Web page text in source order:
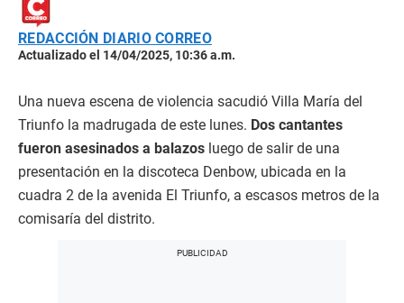
REDACCIÓN DIARIO CORREO
Actualizado el 14/04/2025, 10:36 a.m.
Una nueva escena de violencia sacudió Villa María del
Triunfo la madrugada de este lunes. Dos cantantes
fueron asesinados a balazos luego de salir de una
presentación en la discoteca Denbow, ubicada en la
cuadra 2 de la avenida El Triunfo, a escasos metros de la
comisaría del distrito.